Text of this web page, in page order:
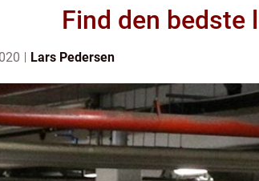
Find den
Lars Pedersen